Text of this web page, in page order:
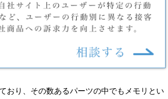
おり、その数あるパーツの中でもメモリとい